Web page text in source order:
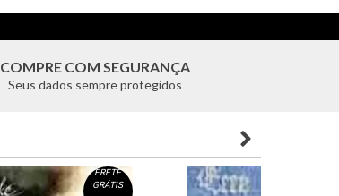
COMPRE COM SEGURANÇA
Seus dados sempre protegidos
FRETE
GRÁTIS